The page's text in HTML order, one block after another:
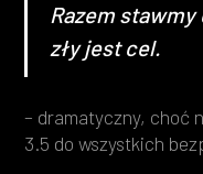
Razem
zły jest cel.
– dramatyczny, choć
3.5 do wszystkich